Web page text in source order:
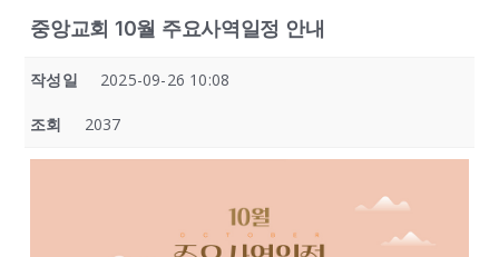
중앙교회 10월 주요사역일정 안내
작성일 2025-09-26 10:08
조회 2037